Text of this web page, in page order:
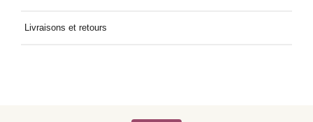
Livraisons et retours